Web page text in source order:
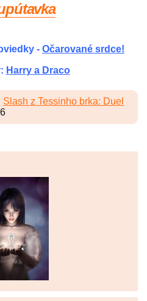
- Očarované srdce!
Harry a Draco
Slash z Tessinho brka: Duel
6